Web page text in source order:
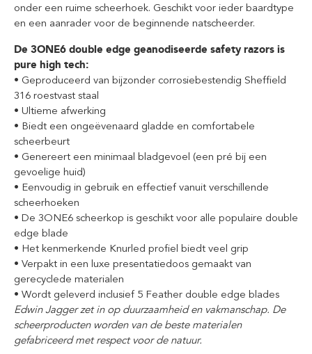
onder een ruime scheerhoek. Geschikt voor ieder baardtype
en een aanrader voor de beginnende natscheerder.
De 3ONE6 double edge geanodiseerde safety razors is
pure high tech:
• Geproduceerd van bijzonder corrosiebestendig Sheffield
316 roestvast staal
• Ultieme afwerking
• Biedt een ongeëvenaard gladde en comfortabele
scheerbeurt
• Genereert een minimaal bladgevoel (een pré bij een
gevoelige huid)
• Eenvoudig in gebruik en effectief vanuit verschillende
scheerhoeken
• De 3ONE6 scheerkop is geschikt voor alle populaire double
edge blade
• Het kenmerkende Knurled profiel biedt veel grip
• Verpakt in een luxe presentatiedoos gemaakt van
gerecyclede materialen
• Wordt geleverd inclusief 5 Feather double edge blades
Edwin Jagger zet in op duurzaamheid en vakmanschap. De
scheerproducten worden van de beste materialen
gefabriceerd met respect voor de natuur.